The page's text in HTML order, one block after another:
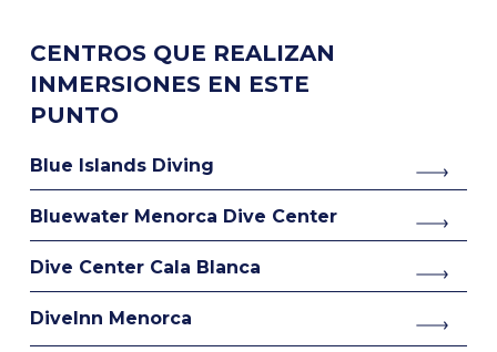
CENTROS QUE REALIZAN
INMERSIONES EN ESTE
PUNTO
Blue Islands Diving
Bluewater Menorca Dive Center
Dive Center Cala Blanca
DiveInn Menorca